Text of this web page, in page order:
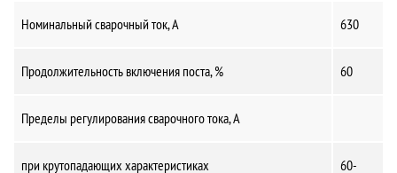
Номинальный сварочный ток, А 630
Продолжительность включения поста, % 60
Пределы регулирования сварочного тока, А
при крутопадающих характеристиках
60-